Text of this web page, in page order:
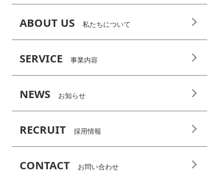
ABOUT US 私たちについて
SERVICE 事業内容
NEWS お知らせ
RECRUIT 採用情報
CONTACT お問い合わせ